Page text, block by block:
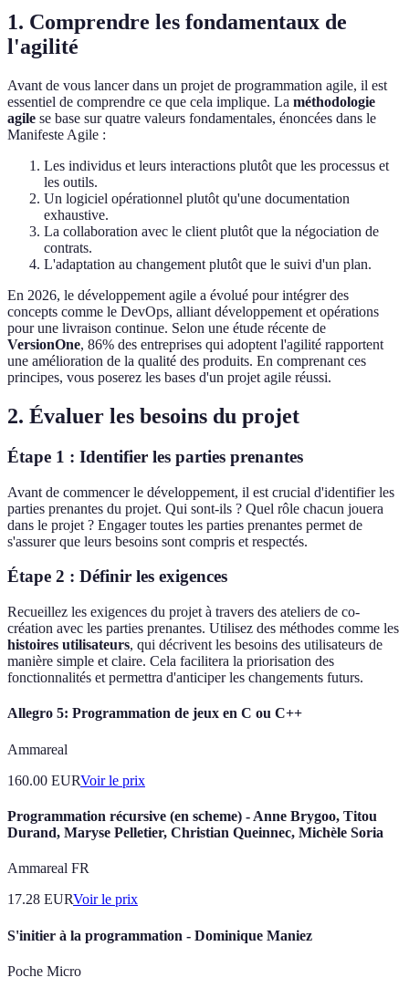
1. Comprendre les fondamentaux de
l'agilité
Avant de vous lancer dans un projet de programmation agile, il est
essentiel de comprendre ce que cela implique. La méthodologie
agile se base sur quatre valeurs fondamentales, énoncées dans le
Manifeste Agile :
Les individus et leurs interactions plutôt que les processus et
les outils.
Un logiciel opérationnel plutôt qu'une documentation
exhaustive.
La collaboration avec le client plutôt que la négociation de
contrats.
L'adaptation au changement plutôt que le suivi d'un plan.
En 2026, le développement agile a évolué pour intégrer des
concepts comme le DevOps, alliant développement et opérations
pour une livraison continue. Selon une étude récente de
VersionOne, 86% des entreprises qui adoptent l'agilité rapportent
une amélioration de la qualité des produits. En comprenant ces
principes, vous poserez les bases d'un projet agile réussi.
2. Évaluer les besoins du projet
Étape 1 : Identifier les parties prenantes
Avant de commencer le développement, il est crucial d'identifier les
parties prenantes du projet. Qui sont-ils ? Quel rôle chacun jouera
dans le projet ? Engager toutes les parties prenantes permet de
s'assurer que leurs besoins sont compris et respectés.
Étape 2 : Définir les exigences
Recueillez les exigences du projet à travers des ateliers de co-
création avec les parties prenantes. Utilisez des méthodes comme les
histoires utilisateurs, qui décrivent les besoins des utilisateurs de
manière simple et claire. Cela facilitera la priorisation des
fonctionnalités et permettra d'anticiper les changements futurs.
Allegro 5: Programmation de jeux en C ou C++
Ammareal
160.00 EURVoir le prix
Programmation récursive (en scheme) - Anne Brygoo, Titou
Durand, Maryse Pelletier, Christian Queinnec, Michèle Soria
Ammareal FR
17.28 EURVoir le prix
S'initier à la programmation - Dominique Maniez
Poche Micro